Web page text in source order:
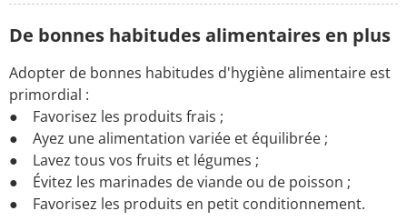
De bonnes habitudes alimentaires en plus
Adopter de bonnes habitudes d'hygiène alimentaire est
primordial :
● Favorisez les produits frais ;
● Ayez une alimentation variée et équilibrée ;
● Lavez tous vos fruits et légumes ;
● Évitez les marinades de viande ou de poisson ;
● Favorisez les produits en petit conditionnement.